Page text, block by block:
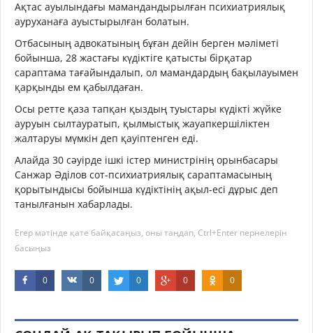
Ақтас ауылындағы мамандандырылған психиатриялық
ауруханаға ауыстырылған болатын.
Отбасының адвокатының бұған дейін берген мәліметі
бойынша, 28 жастағы күдіктіге қатысты бірқатар
сараптама тағайындалып, ол мамандардың бақылауымен
қарқынды ем қабылдаған.
Осы ретте қаза тапқан қыздың туыстары күдікті жүйке
ауруын сылтауратып, қылмыстық жауапкершіліктен
жалтаруы мүмкін деп қауіптенген еді.
Алайда 30 сәуірде ішкі істер министрінің орынбасары
Санжар Әділов сот-психиатриялық сараптамасының
қорытындысы бойынша күдіктінің ақыл-есі дұрыс деп
танылғанын хабарлады.
Егер мәтінде қате байқасаңыз, оны таңдап, Ctrl+Enter пернелерін
басыңыз
0 0 0 0 0